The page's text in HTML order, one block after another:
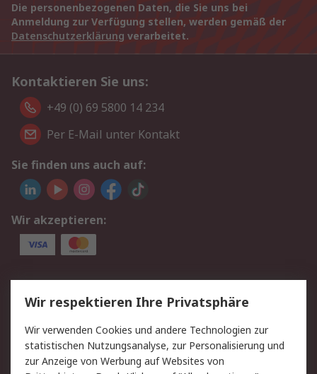
Die personenbezogenen Daten, die Sie uns bei
Anmeldung zur Verfügung stellen, werden gemäß der
Datenschutzerklärung verarbeitet.
Kontaktieren Sie uns:
+49 (0) 69 5800 14 234
Per E-Mail unter Kontakt
Sie finden uns auch auf:
Wir akzeptieren:
Service
Value Added Services
Lieferlösungen
Rücksendungen
Kontakt
Hilfe
Privatkunden
Wir respektieren Ihre Privatsphäre
Wir verwenden Cookies und andere Technologien zur
statistischen Nutzungsanalyse, zur Personalisierung und
zur Anzeige von Werbung auf Websites von